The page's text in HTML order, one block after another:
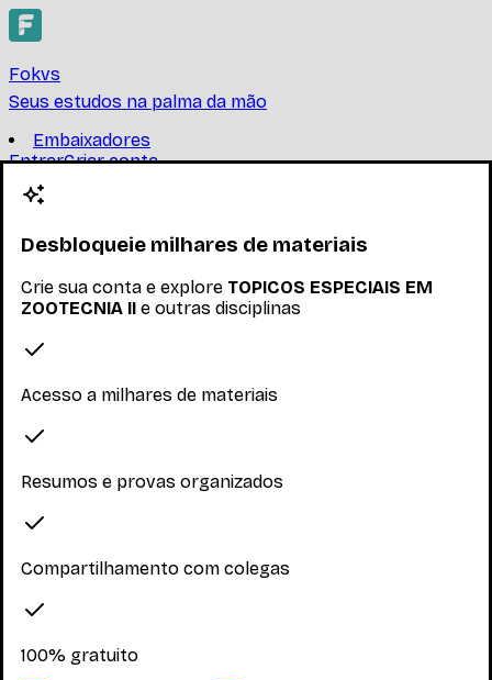
Fokvs
Seus estudos na palma da mão
Embaixadores
EntrarCriar conta
Criar conta
TOPICOS ESPECIAIS EM
ZOOTECNIA II
UNIVERSIDADE FEDERAL DE MINAS GERAIS
ESPECIAIS EM ZOOTECNIA II
Nenhum inscrito ainda
Materiais
Explore os materiais disponíveis
disciplina
Desbloqueie milhares de materiais
Crie sua conta e explore TOPICOS ESPECIAIS EM
ZOOTECNIA II e outras disciplinas
Acesso a milhares de materiais
Resumos e provas organizados
Compartilhamento com colegas
100% gratuito